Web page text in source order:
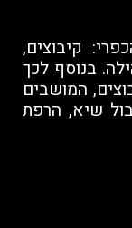
קיבוצים,
בנוסף לכך
המושבים
שיא, הרפת